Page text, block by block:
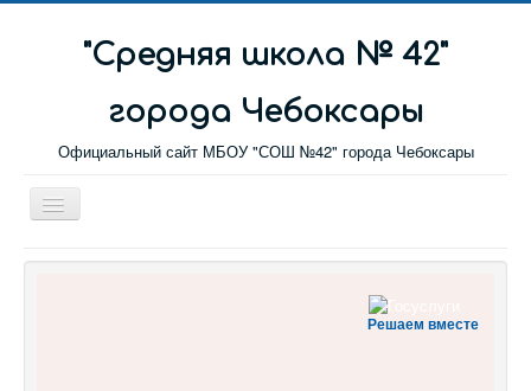
"Cредняя школа № 42"
города Чебоксары
Официальный сайт МБОУ "СОШ №42" города Чебоксары
Toggle
Navigation
Главная
Решаем вместе